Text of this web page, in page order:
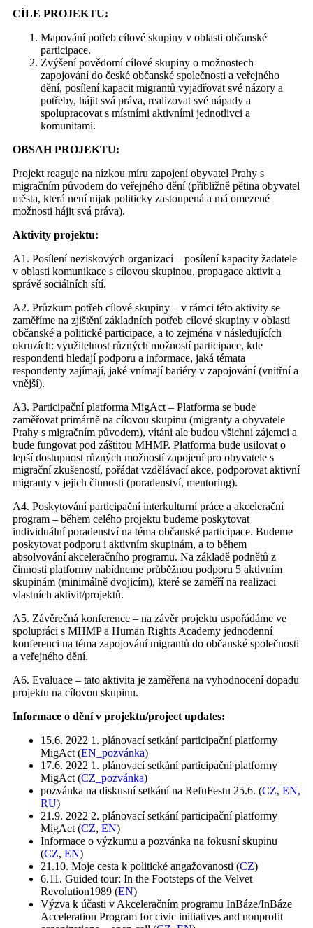
CÍLE PROJEKTU:
Mapování potřeb cílové skupiny v oblasti občanské
participace.
Zvýšení povědomí cílové skupiny o možnostech
zapojování do české občanské společnosti a veřejného
dění, posílení kapacit migrantů vyjadřovat své názory a
potřeby, hájit svá práva, realizovat své nápady a
spolupracovat s místními aktivními jednotlivci a
komunitami.
OBSAH PROJEKTU:
Projekt reaguje na nízkou míru zapojení obyvatel Prahy s
migračním původem do veřejného dění (přibližně pětina obyvatel
města, která není nijak politicky zastoupená a má omezené
možnosti hájit svá práva).
Aktivity projektu:
A1. Posílení neziskových organizací – posílení kapacity žadatele
v oblasti komunikace s cílovou skupinou, propagace aktivit a
správě sociálních sítí.
A2. Průzkum potřeb cílové skupiny – v rámci této aktivity se
zaměříme na zjištění základních potřeb cílové skupiny v oblasti
občanské a politické participace, a to zejména v následujících
okruzích: využitelnost různých možností participace, kde
respondenti hledají podporu a informace, jaká témata
respondenty zajímají, jaké vnímají bariéry v zapojování (vnitřní a
vnější).
A3. Participační platforma MigAct – Platforma se bude
zaměřovat primárně na cílovou skupinu (migranty a obyvatele
Prahy s migračním původem), vítáni ale budou všichni zájemci a
bude fungovat pod záštitou MHMP. Platforma bude usilovat o
lepší dostupnost různých možností zapojení pro obyvatele s
migrační zkušeností, pořádat vzdělávací akce, podporovat aktivní
migranty v jejich činnosti (poradenství, mentoring).
A4. Poskytování participační interkulturní práce a akcelerační
program – během celého projektu budeme poskytovat
individuální poradenství na téma občanské participace. Budeme
poskytovat podporu i aktivním skupinám, a to během
absolvování akceleračního programu. Na základě podnětů z
činnosti platformy nabídneme průběžnou podporu 5 aktivním
skupinám (minimálně dvojicím), které se zaměří na realizaci
vlastních aktivit/projektů.
A5. Závěrečná konference – na závěr projektu uspořádáme ve
spolupráci s MHMP a Human Rights Academy jednodenní
konferenci na téma zapojování migrantů do občanské společnosti
a veřejného dění.
A6. Evaluace – tato aktivita je zaměřena na vyhodnocení dopadu
projektu na cílovou skupinu.
Informace o dění v projektu/project updates:
15.6. 2022 1. plánovací setkání participační platformy
MigAct (EN_pozvánka)
17.6. 2022 1. plánovací setkání participační platformy
MigAct (CZ_pozvánka)
pozvánka na diskusní setkání na RefuFestu 25.6. (CZ, EN,
RU)
21.9. 2022 2. plánovací setkání participační platformy
MigAct (CZ, EN)
Informace o výzkumu a pozvánka na fokusní skupinu
(CZ, EN)
21.10. Moje cesta k politické angažovanosti (CZ)
6.11. Guided tour: In the Footsteps of the Velvet
Revolution1989 (EN)
Výzva k účasti v Akceleračním programu InBáze/InBáze
Acceleration Program for civic initiatives and nonprofit